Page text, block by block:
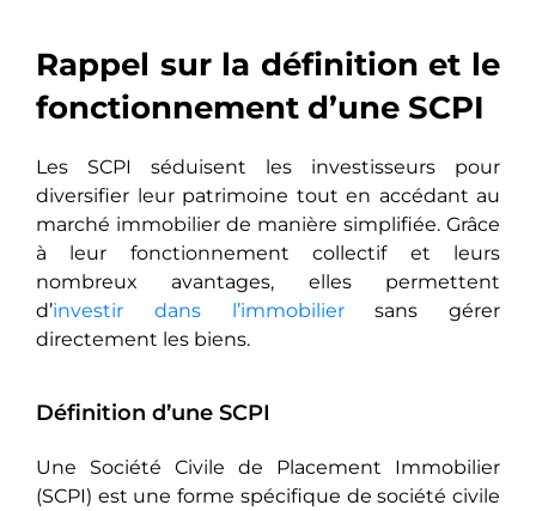
Rappel sur la définition et le
fonctionnement d’une SCPI
Les SCPI séduisent les investisseurs pour
diversifier leur patrimoine tout en accédant au
marché immobilier de manière simplifiée. Grâce
à leur fonctionnement collectif et leurs
nombreux avantages, elles permettent
d’investir dans l’immobiliersans gérer
directement les biens.
Définition d’une SCPI
Une Société Civile de Placement Immobilier
(SCPI) est une forme spécifique de société civile